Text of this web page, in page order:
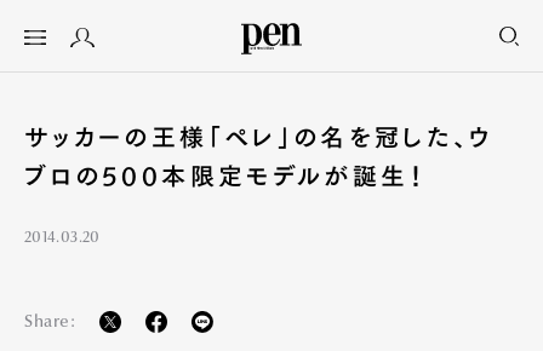
サッカーの王様「ペレ」の名を冠した、ウ
ブロの500本限定モデルが誕生！
2014.03.20
Share: